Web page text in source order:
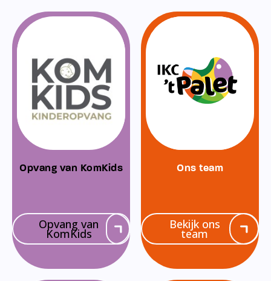
Opvang van KomKids
Opvang van
KomKids
Ons team
Bekijk ons
team